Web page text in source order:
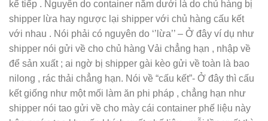
kế tiếp . Nguyên do container nằm dưới là do chủ hàng bị
shipper lừa hay ngược lại shipper với chủ hàng cấu kết
với nhau . Nói phải có nguyên do ‘’lừa’’ – Ở đây ví dụ như
shipper nói gửi về cho chủ hàng Vải chẳng hạn , nhập về
để sản xuất ; ai ngờ bị shipper gài kèo gửi về toàn là bao
nilong , rác thải chẳng hạn. Nói về “cấu kết”- Ở đây thì cấu
kết giống như một mối làm ăn phi pháp , chẳng hạn như
shipper nói tao gửi về cho mày cái container phế liệu này